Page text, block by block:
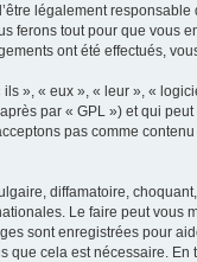
légalement
ferons tout pour que
ont été effectués,
», « eux », « leur », «
par « GPL ») et qui
pas comme
diffamatoire,
Le faire peut vous
sont enregistrées pour
cela est nécessaire.